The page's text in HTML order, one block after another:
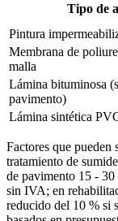
Tipo de
Pintura
Membrana de
malla
Lámina bituminosa
pavimento)
Lámina sintética
Factores que pueden
tratamiento de
de pavimento 15 - 30
sin IVA; en
reducido del 10 % si